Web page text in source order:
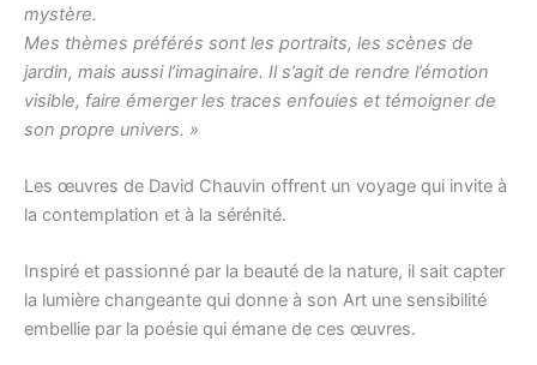
mystère.
Mes thèmes préférés sont les portraits, les scènes de
jardin, mais aussi l’imaginaire. Il s’agit de rendre l’émotion
visible, faire émerger les traces enfouies et témoigner de
son propre univers. »
Les œuvres de David Chauvin offrent un voyage qui invite à
la contemplation et à la sérénité.
Inspiré et passionné par la beauté de la nature, il sait capter
la lumière changeante qui donne à son Art une sensibilité
embellie par la poésie qui émane de ces œuvres.